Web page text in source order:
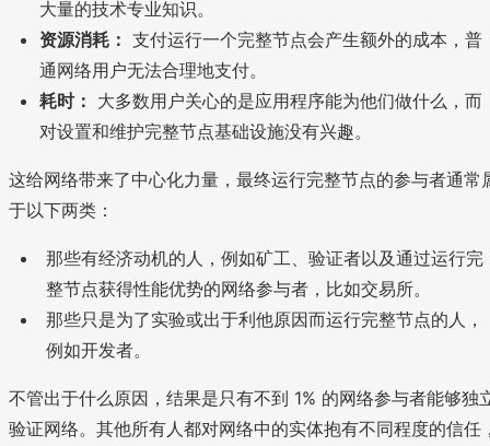
大量的技术专业知识。
资源消耗： 支付运行一个完整节点会产生额外的成本，普
通网络用户无法合理地支付。
耗时： 大多数用户关心的是应用程序能为他们做什么，而
对设置和维护完整节点基础设施没有兴趣。
这给网络带来了中心化力量，最终运行完整节点的参与者通常
于以下两类：
那些有经济动机的人，例如矿工、验证者以及通过运行完
整节点获得性能优势的网络参与者，比如交易所。
那些只是为了实验或出于利他原因而运行完整节点的人，
例如开发者。
不管出于什么原因，结果是只有不到 1% 的网络参与者能够独
验证网络。其他所有人都对网络中的实体抱有不同程度的信任